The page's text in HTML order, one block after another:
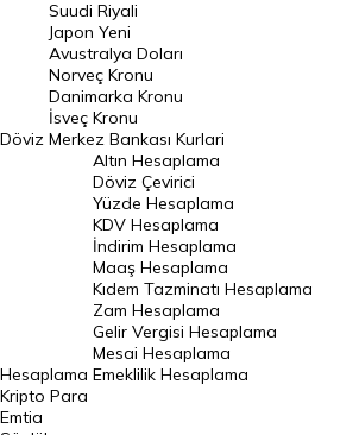
Avustralya Doları
Danimarka Kronu Kuru
Kanada Doları Kuru
Norveç Kronu Kuru
İsveç Kronu Kuru
Japon Yeni Kuru
Serbest Piyasa Döviz Kurları
Merkez Bankası Döviz Kurları
Altın Fiyatları
Gram Altın Fiyatı
Döviz
Suudi Riyali
Japon Yeni
Avustralya Doları
Norveç Kronu
Danimarka Kronu
İsveç Kronu
Merkez Bankası Kurlari
Hesaplama
Altın Hesaplama
Döviz Çevirici
Yüzde Hesaplama
KDV Hesaplama
İndirim Hesaplama
Maaş Hesaplama
Kıdem Tazminatı Hesaplama
Zam Hesaplama
Gelir Vergisi Hesaplama
Mesai Hesaplama
Emeklilik Hesaplama
Kripto Para
Emtia